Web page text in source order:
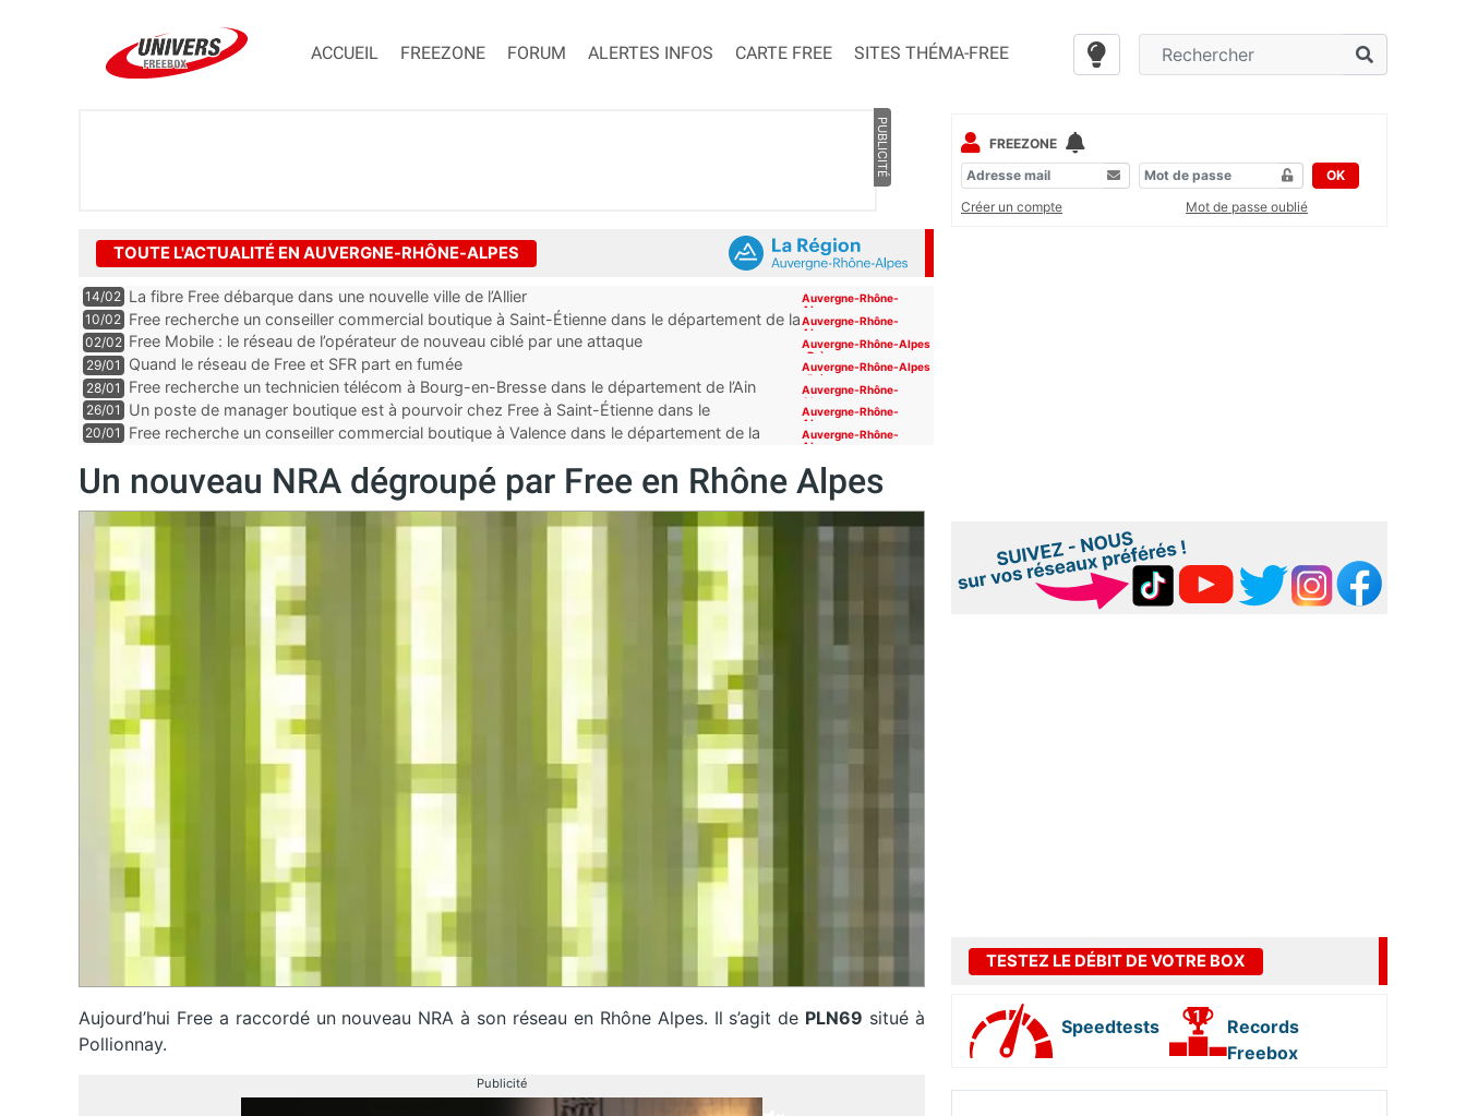
ACCUEIL FREEZONE FORUM ALERTES INFOS CARTE FREE SITES THÉMA-FREE
PUBLICITÉ
TOUTE L'ACTUALITÉ EN AUVERGNE-RHÔNE-ALPES
14/02 La fibre Free débarque dans une nouvelle ville de l’Allier
Auvergne-Rhône-
Alpes
10/02 Free recherche un conseiller commercial boutique à Saint-Étienne dans le département de la
Loire
Auvergne-Rhône-
Alpes
02/02 Free Mobile : le réseau de l’opérateur de nouveau ciblé par une attaque
Auvergne-Rhône-Alpes
,Brèves
29/01 Quand le réseau de Free et SFR part en fumée
Auvergne-Rhône-Alpes
,Brèves
28/01 Free recherche un technicien télécom à Bourg-en-Bresse dans le département de l’Ain
Auvergne-Rhône-
Alpes
26/01
Un poste de manager boutique est à pourvoir chez Free à Saint-Étienne dans le
département de la Loire
Auvergne-Rhône-
Alpes
20/01
Free recherche un conseiller commercial boutique à Valence dans le département de la
Auvergne-Rhône-
Alpes
Un nouveau NRA dégroupé par Free en Rhône Alpes
Aujourd’hui Free a raccordé un nouveau NRA à son réseau en Rhône Alpes. Il s’agit de PLN69 situé à
Pollionnay.
Publicité
FREEZONE
OK
Créer un compte
Mot de passe oublié
TESTEZ LE DÉBIT DE VOTRE BOX
Speedtests
Records
Freebox